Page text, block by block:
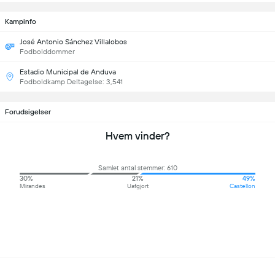
Kampinfo
José Antonio Sánchez Villalobos
Fodbolddommer
Estadio Municipal de Anduva
Fodboldkamp Deltagelse: 3,541
Forudsigelser
Hvem vinder?
Samlet antal stemmer: 610
30%
Mirandes
21%
Uafgjort
49%
Castellon